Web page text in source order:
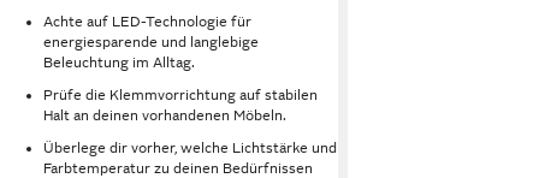
Achte auf LED-Technologie für
energiesparende und langlebige
Beleuchtung im Alltag.
Prüfe die Klemmvorrichtung auf stabilen
Halt an deinen vorhandenen Möbeln.
Überlege dir vorher, welche Lichtstärke und
Farbtemperatur zu deinen Bedürfnissen